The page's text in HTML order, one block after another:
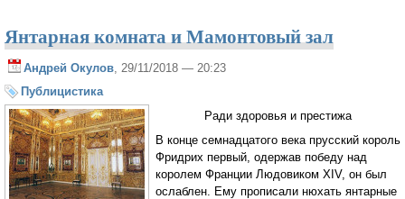
Янтарная комната и Мамонтовый зал
Андрей Окулов , 29/11/2018 — 20:23
Публицистика
Ради здоровья и престижа
В конце семнадцатого века прусский король
Фридрих первый, одержав победу над
королем Франции Людовиком XIV, он был
ослаблен. Ему прописали нюхать янтарные